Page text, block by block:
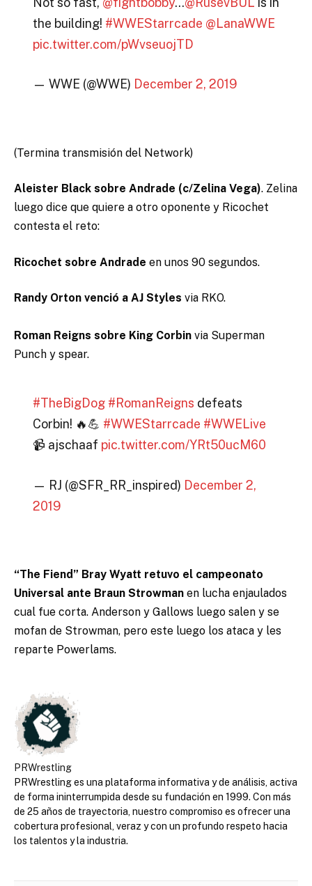
the building! #WWEStarrcade @LanaWWE
pic.twitter.com/pWvseuojTD
— WWE (@WWE) December 2, 2019
(Termina transmisión del Network)
Aleister Black sobre Andrade (c/Zelina Vega). Zelina
luego dice que quiere a otro oponente y Ricochet
contesta el reto:
Ricochet sobre Andrade en unos 90 segundos.
Randy Orton venció a AJ Styles via RKO.
Roman Reigns sobre King Corbin via Superman
Punch y spear.
#TheBigDog #RomanReigns defeats
Corbin! 🔥💪 #WWEStarrcade #WWELive
📹 ajschaaf pic.twitter.com/YRt50ucM60
— RJ (@SFR_RR_inspired) December 2,
2019
“The Fiend” Bray Wyatt retuvo el campeonato
Universal ante Braun Strowman en lucha enjaulados
cual fue corta. Anderson y Gallows luego salen y se
mofan de Strowman, pero este luego los ataca y les
reparte Powerlams.
PRWrestling
PRWrestling es una plataforma informativa y de análisis, activa
de forma ininterrumpida desde su fundación en 1999. Con más
de 25 años de trayectoria, nuestro compromiso es ofrecer una
cobertura profesional, veraz y con un profundo respeto hacia
los talentos y la industria.